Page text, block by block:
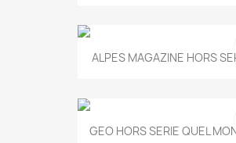
ALPES MAGAZINE HORS
GEO HORS SERIE QUEL